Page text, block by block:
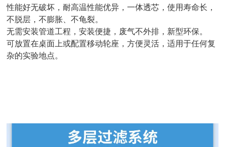
性能好无破坏，耐高温性能优异，一体透芯，使用寿命长，
不脱层，不膨胀、不龟裂。
无需安装管道工程，安装便捷，废气不外排，新型环保。
可放置在桌面上或配置移动轮座，方便灵活，适用于任何复
杂的实验地点。